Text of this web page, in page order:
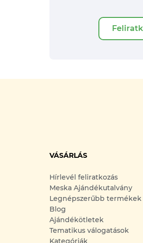
VÁSÁRLÁS
Hírlevél feliratkozás
Meska Ajándékutalvány
Legnépszerűbb termékek
Blog
Ajándékötletek
Tematikus válogatások
Kategóriák